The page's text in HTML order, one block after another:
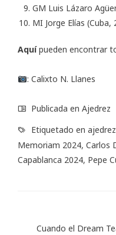
GM Luis Lázaro
MI Jorge Elías (Cuba,
Aquípueden encontrar
: Calixto N. Llanes
Publicada en Ajedrez
Etiquetado en
Memoriam 2024, Carlos
Capablanca 2024, Pepe
Cuando el Dream